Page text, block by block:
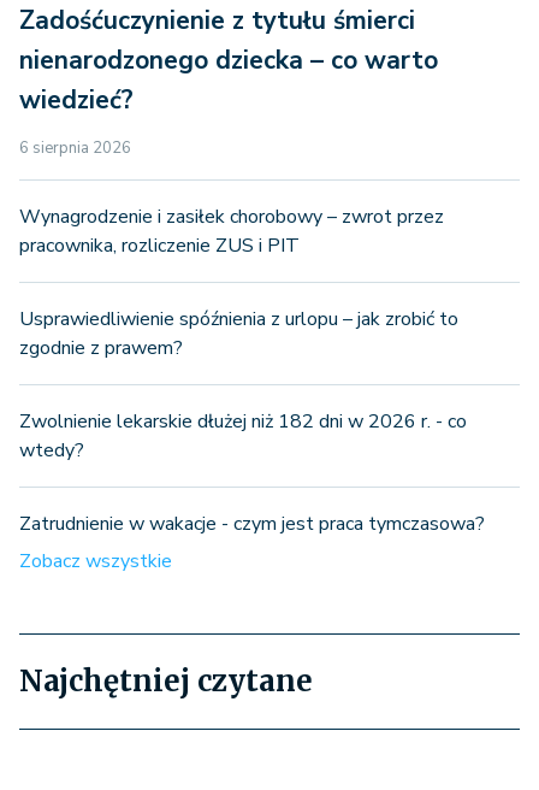
Zadośćuczynienie z tytułu śmierci
nienarodzonego dziecka – co warto
wiedzieć?
6 sierpnia 2026
Wynagrodzenie i zasiłek chorobowy – zwrot przez
pracownika, rozliczenie ZUS i PIT
Usprawiedliwienie spóźnienia z urlopu – jak zrobić to
zgodnie z prawem?
Zwolnienie lekarskie dłużej niż 182 dni w 2026 r. - co
wtedy?
Zatrudnienie w wakacje - czym jest praca tymczasowa?
Zobacz wszystkie
Najchętniej czytane